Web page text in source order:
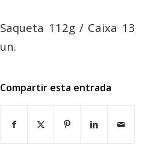
Saqueta 112g / Caixa 13
un.
Compartir esta entrada